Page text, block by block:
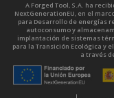
A Forged Tool, S.A. ha
NextGenerationEU, en el
para Desarrollo de energías
autoconsumo y
implantación de sistemas
para la Transición Ecológica y
a través